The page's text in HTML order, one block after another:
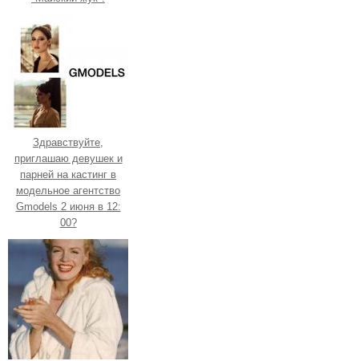
Здравствуйте,
приглашаю девушек и
парней на кастинг в
модельное агентство
Gmodels 2 июня в 12:
00?